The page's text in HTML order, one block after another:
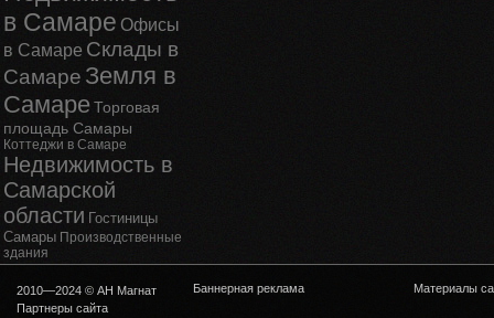
в Самаре Офисы
в Самаре Склады в
Самаре Земля в
СамареТорговая
площадь Самары
Коттеджи в Самаре
Недвижимость в
Самарской
области Гостиницы
Самары Производственные
здания
2010—2024 © АН Магнат
Партнеры сайта
Баннерная реклама Материалы